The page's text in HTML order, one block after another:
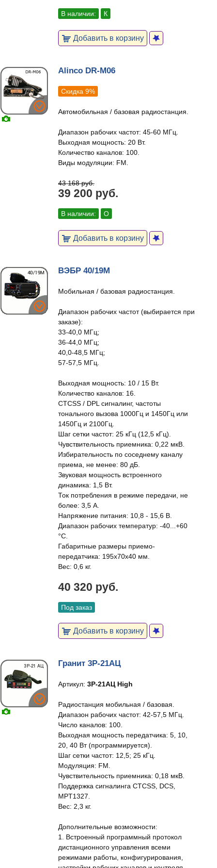
В наличии: К
Добавить в корзину
Alinco DR-M06
Скидка 9%
Автомобильная / базовая радиостанция.
Диапазон рабочих частот: 45-60 МГц.
Выходная мощность: 20 Вт.
Количество каналов: 100.
Виды модуляции: FM.
43 168 руб.
39 200 руб.
В наличии: О
Добавить в корзину
ВЭБР 40/19М
Мобильная / базовая радиостанция.
Диапазон рабочих частот (выбирается при
заказе):
33-40,0 МГц;
36-44,0 МГц;
40,0-48,5 МГц;
57-57,5 МГц.
Выходная мощность: 10 / 15 Вт.
Количество каналов: 16.
CTCSS / DPL сигналинг, частоты
тонального вызова 1000Гц и 1450Гц или
1450Гц и 2100Гц.
Шаг сетки частот: 25 кГц (12,5 кГц).
Чувствительность приемника: 0,22 мкВ.
Избирательность по соседнему каналу
приема, не менее: 80 дБ.
Звуковая мощность встроенного
динамика: 1,5 Вт.
Ток потребления в режиме передачи, не
более: 3,5 А.
Напряжение питания: 10,8 - 15,6 В.
Диапазон рабочих температур: -40...+60
°C.
Габаритные размеры приемо-
передатчика: 195х70х40 мм.
Вес: 0,6 кг.
40 320 руб.
Под заказ
Добавить в корзину
Гранит 3Р-21АЦ
Артикул: 3Р-21АЦ High
Радиостанция мобильная / базовая.
Диапазон рабочих частот: 42-57,5 МГц.
Число каналов: 100.
Выходная мощность передатчика: 5, 10,
20, 40 Вт (программируется).
Шаг сетки частот: 12,5; 25 кГц.
Модуляция: FM.
Чувствительность приемника: 0,18 мкВ.
Поддержка сигналинга CTCSS, DCS,
MPT1327.
Вес: 2,3 кг.
Дополнительные возможности:
1. Встроенный программный протокол
дистанционного управления всеми
режимами работы, конфигурирования,